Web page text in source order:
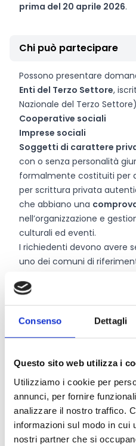
Consenso Dettagli
Questo sito web utilizza i
Utilizziamo i cookie per
annunci, per fornire
analizzare il nostro traffico.
informazioni sul modo in cui
nostri partner che si
prima del 20 aprile 2026.
Chi può partecipare
Possono presentare
Enti del Terzo Settore,
Nazionale del Terzo Settore)
Cooperative sociali
Imprese sociali
Soggetti di carattere
con o senza personalità
formalmente costituiti per
per scrittura privata
che abbiano una
nell’organizzazione e
culturali ed eventi.
I richiedenti devono avere
uno dei comuni di
Entità del contributo
Intensità dell’aiuto:80%
Link e Documenti
Pagina web per formulari
Bando